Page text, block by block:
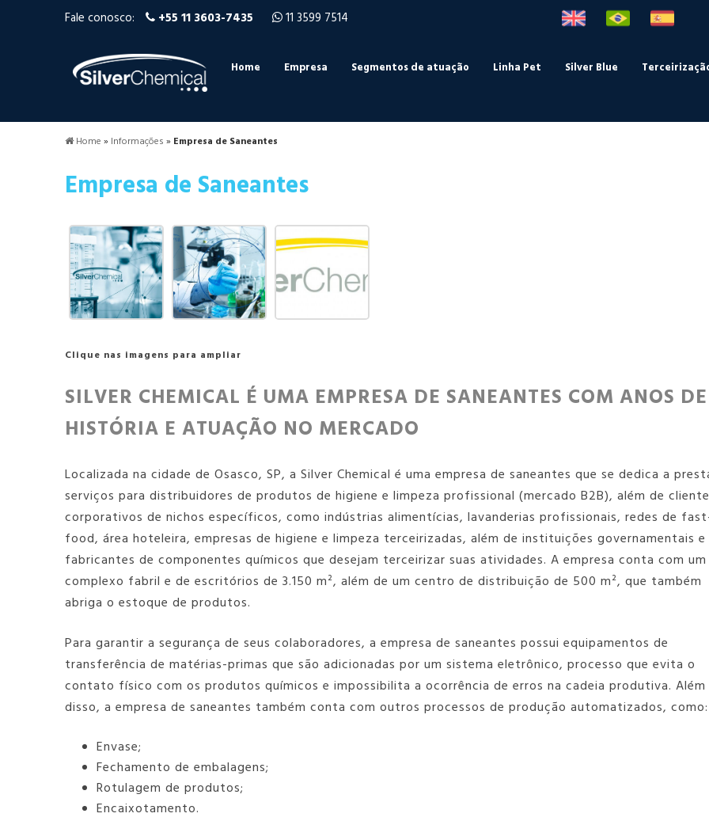
Fale conosco: +55 11 3603-7435 11 3599 7514
Home Empresa Segmentos de atuação Linha Pet Silver Blue
Home » Informações » Empresa de Saneantes
Empresa de Saneantes
Clique nas imagens para ampliar
SILVER CHEMICAL É UMA EMPRESA DE SANEANTES COM ANOS DE
HISTÓRIA E ATUAÇÃO NO MERCADO
Localizada na cidade de Osasco, SP, a Silver Chemical é uma empresa de saneantes que se dedica a
serviços para distribuidores de produtos de higiene e limpeza profissional (mercado B2B), além de
corporativos de nichos específicos, como indústrias alimentícias, lavanderias profissionais, redes de
food, área hoteleira, empresas de higiene e limpeza terceirizadas, além de instituições governamentais e
fabricantes de componentes químicos que desejam terceirizar suas atividades. A empresa conta com um
complexo fabril e de escritórios de 3.150 m², além de um centro de distribuição de 500 m², que também
abriga o estoque de produtos.
Para garantir a segurança de seus colaboradores, a empresa de saneantes possui equipamentos de
transferência de matérias-primas que são adicionadas por um sistema eletrônico, processo que evita o
contato físico com os produtos químicos e impossibilita a ocorrência de erros na cadeia produtiva. Além
disso, a empresa de saneantes também conta com outros processos de produção automatizados, como:
Envase;
Fechamento de embalagens;
Rotulagem de produtos;
Encaixotamento.